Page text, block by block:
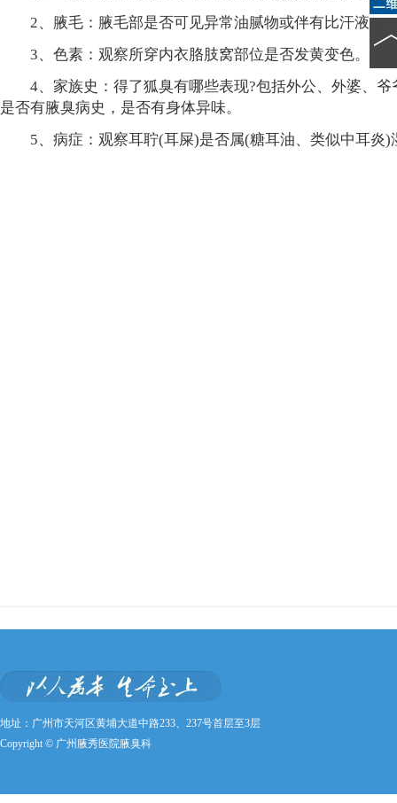
2、腋毛：腋毛部是否可见异常油腻物或伴有比汗液粘
3、色素：观察所穿内衣胳肢窝部位是否发黄变色。
4、家族史：得了狐臭有哪些表现?包括外公、外婆、爷
是否有腋臭病史，是否有身体异味。
5、病症：观察耳聍(耳屎)是否属(糖耳油、类似中耳炎)
地址：广州市天河区黄埔大道中路233、237号首层至3层
Copyright © 广州腋秀医院腋臭科